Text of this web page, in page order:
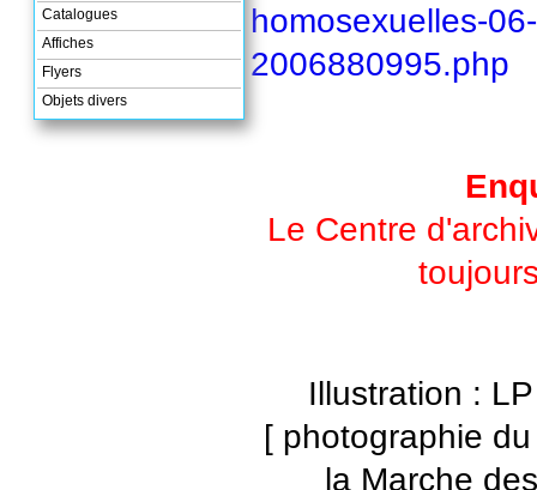
homosexuelles-
2006880995.php
Le Centre
Illustration :
[ photographie
la Marche
Catalogues
Affiches
Flyers
Objets divers